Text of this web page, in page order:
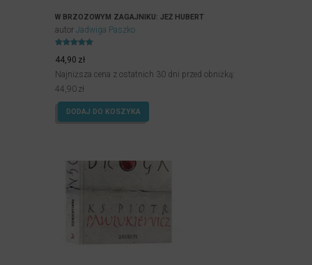
W BRZOZOWYM ZAGAJNIKU: JEŻ HUBERT
autor Jadwiga Paszko
4.90
na 5.
44,90 zł
Najniższa cena z ostatnich 30 dni przed obniżką:
44,90 zł
DODAJ DO KOSZYKA